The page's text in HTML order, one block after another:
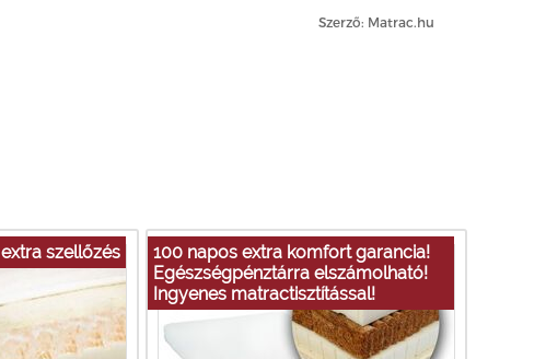
Szerző: Matrac.hu
extra szellőzés
100 napos extra komfort garancia!
Egészségpénztárra elszámolható!
Ingyenes matractisztítással!